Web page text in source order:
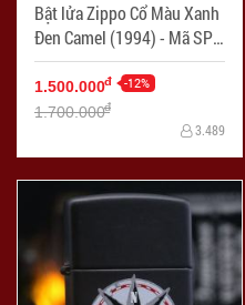
Bật lửa Zippo Cổ Màu Xanh
Đen Camel (1994) - Mã SP:
ZPC2211-16
1.500.000đ -12%
1.700.000đ
3.489